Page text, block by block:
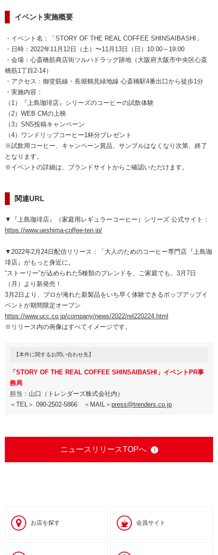
イベント実施概要
・イベント名：「STORY OF THE REAL COFFEE SHINSAIBASHI」
・日時：2022年11月12日（土）〜11月13日（日）10:00～19:00
・会場：心斎橋筋商店街ツルハドラッグ跡地（大阪府大阪市中央区心斎
橋筋1丁目2-14）
・アクセス：御堂筋線・長堀鶴見緑地線 心斎橋駅4番出口から徒歩1分
・実施内容：
（1）『上島珈琲店』シリーズのコーヒーの試飲体験
（2）WEB CMの上映
（3）SNS投稿キャンペーン
（4）ワンドリップコーヒー1杯分プレゼント
※試飲用コーヒー、キャンペーン賞品、サンプルはなくなり次第、終了
となります。
※イベントの詳細は、ブランドサイトからご確認いただけます。
関連URL
▼『上島珈琲店』（家庭用レギュラーコーヒー）シリーズ 公式サイト：
https://www.ueshima-coffee-ten.jp/
▼2022年2月24日配信リリース：「大人のためのコーヒー専門店『上島珈
琲店』がもっと身近に。
“ストーリー”が込められた5種類のブレンドを、ご家庭でも。3月7日
（月）より新発売！
3月2日より、プロが淹れた新製品をいち早く体験できるポップアップイ
ベントが期間限定オープン
https://www.ucc.co.jp/company/news/2022/rel220224.html
※リリース内の画像はすべてイメージです。
【本件に関するお問い合わせ先】
「STORY OF THE REAL COFFEE SHINSAIBASHI」イベントPR事
務局
担当：山口（トレンダーズ株式会社内）
＜TEL＞ 090-2502-5866 ＜MAIL＞ press@trenders.co.jp
ニュースリリースTOPへ
お店を探す 会員サイト